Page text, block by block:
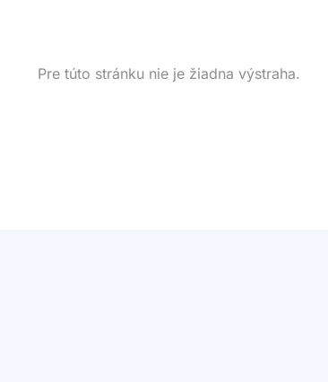
Pre túto stránku nie je žiadna výstraha.